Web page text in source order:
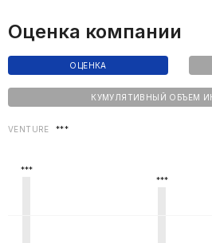
Оценка компании
ОЦЕНКА
КУМУЛЯТИВНЫЙ ОБЪЕМ
VENTURE ***